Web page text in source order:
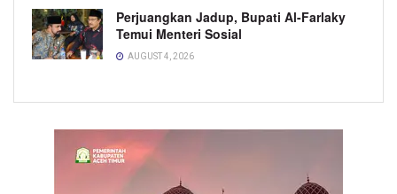
Perjuangkan Jadup, Bupati Al-Farlaky
Temui Menteri Sosial
AUGUST 4, 2026